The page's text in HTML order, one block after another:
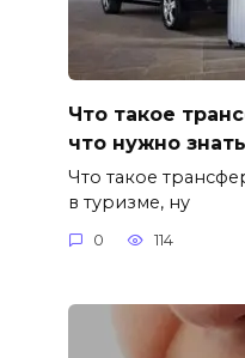
Что такое
что нужно
Что такое
в туризме, ну
0 114